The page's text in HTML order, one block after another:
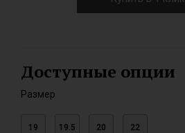
Доступные опции
Размер
19 19.5 20 22